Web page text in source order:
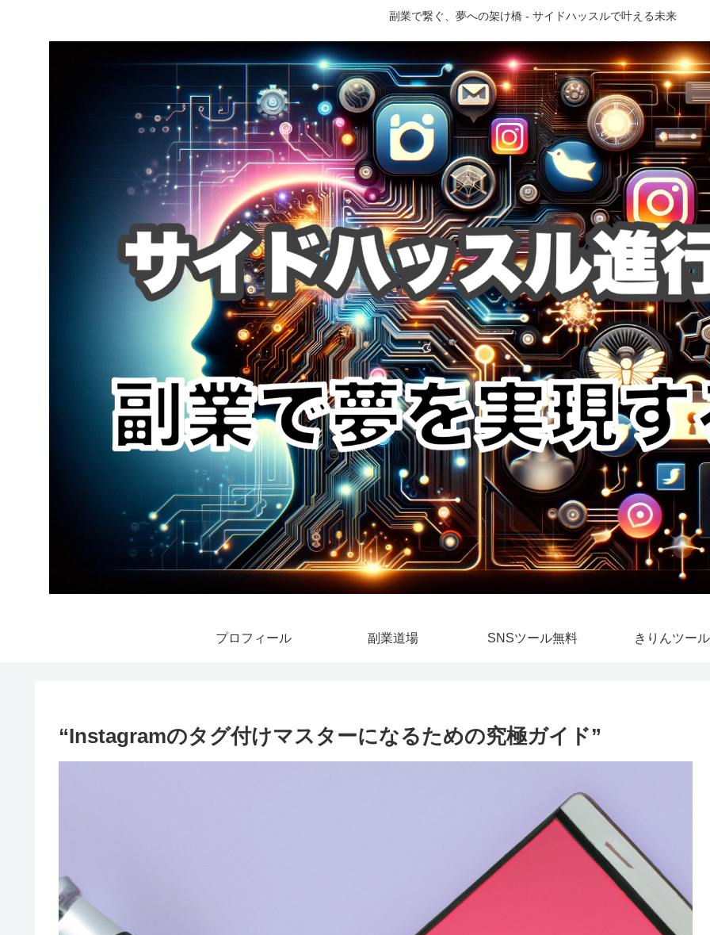
副業で繋ぐ、夢への架け橋 - サイドハッスルで叶える未来
プロフィール 副業道場 SNSツール無料 きりんツール
“Instagramのタグ付けマスターになるための究極ガイド”